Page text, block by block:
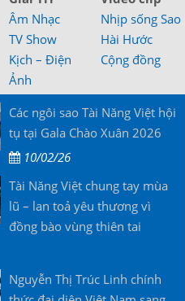
Âm Nhạc
TV Show
Kịch – Điện
Ảnh
Nhịp sống Sao
Hài Hước
Cộng đồng
Các ngôi sao Tài Năng Việt hội
tụ tại Gala Chào Xuân 2026
10/02/26
Tài Năng Việt chung tay mùa
lũ – lan toả yêu thương vì
đồng bào vùng thiên tai
Nguyễn Thị Trúc Linh chính